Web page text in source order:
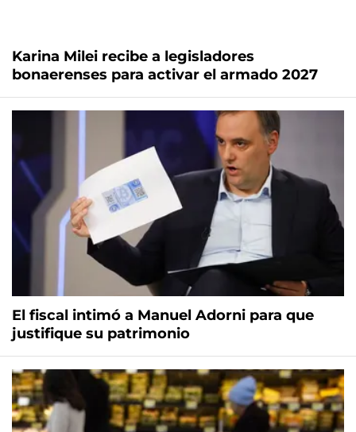
Karina Milei recibe a legisladores
bonaerenses para activar el armado 2027
El fiscal intimó a Manuel Adorni para que
justifique su patrimonio